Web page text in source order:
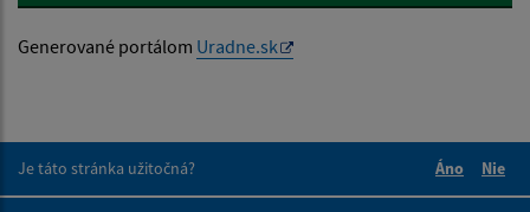
Generované portálom Uradne.sk
Je táto stránka užitočná?
Áno
Nie